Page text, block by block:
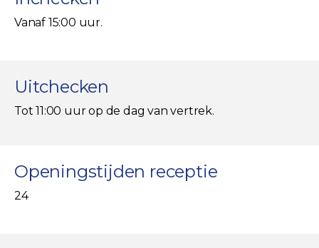
Vanaf 15:00 uur.
Uitchecken
Tot 11:00 uur op de dag van vertrek.
Openingstijden receptie
24